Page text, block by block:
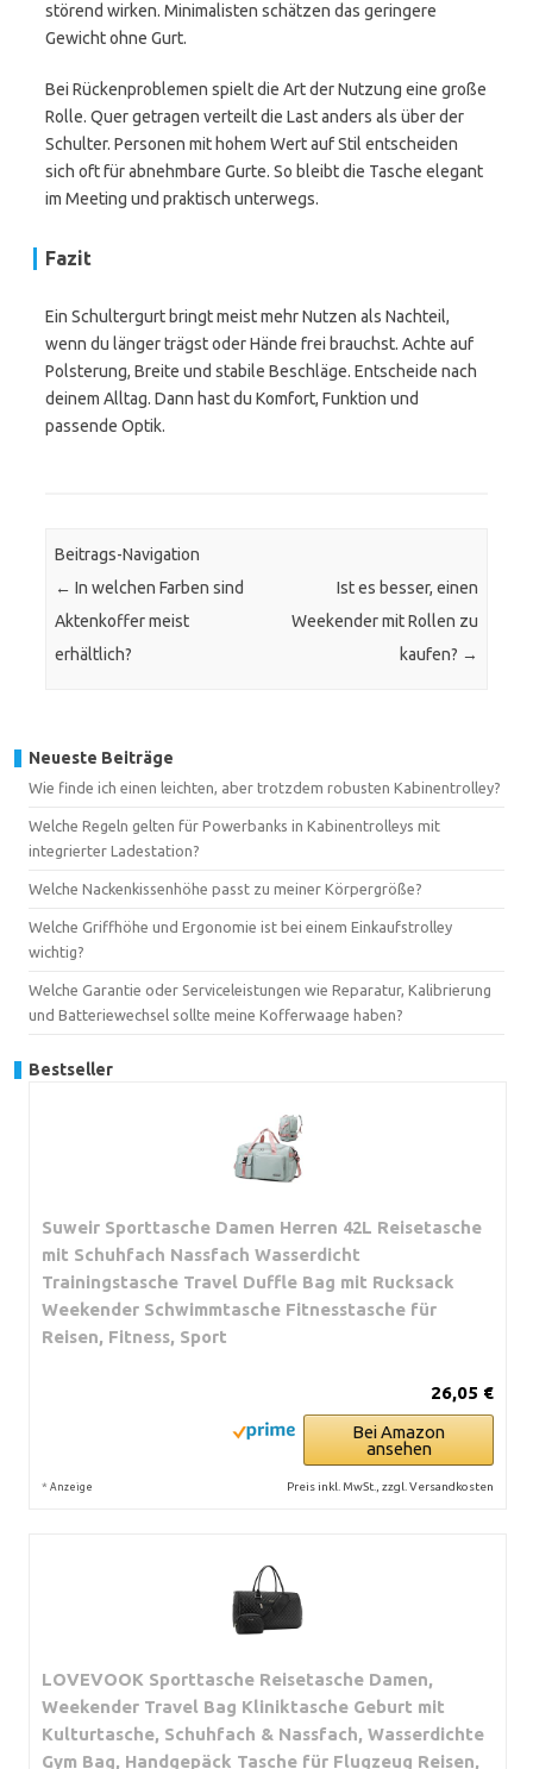
störend wirken. Minimalisten schätzen das geringere
Gewicht ohne Gurt.
Bei Rückenproblemen spielt die Art der Nutzung eine große
Rolle. Quer getragen verteilt die Last anders als über der
Schulter. Personen mit hohem Wert auf Stil entscheiden
sich oft für abnehmbare Gurte. So bleibt die Tasche elegant
im Meeting und praktisch unterwegs.
Fazit
Ein Schultergurt bringt meist mehr Nutzen als Nachteil,
wenn du länger trägst oder Hände frei brauchst. Achte auf
Polsterung, Breite und stabile Beschläge. Entscheide nach
deinem Alltag. Dann hast du Komfort, Funktion und
passende Optik.
Beitrags-Navigation
← In welchen Farben sind
Aktenkoffer meist
erhältlich?
Ist es besser, einen
Weekender mit Rollen zu
kaufen? →
Neueste Beiträge
Wie finde ich einen leichten, aber trotzdem robusten Kabinentrolley?
Welche Regeln gelten für Powerbanks in Kabinentrolleys mit
integrierter Ladestation?
Welche Nackenkissenhöhe passt zu meiner Körpergröße?
Welche Griffhöhe und Ergonomie ist bei einem Einkaufstrolley
wichtig?
Welche Garantie oder Serviceleistungen wie Reparatur, Kalibrierung
und Batteriewechsel sollte meine Kofferwaage haben?
Bestseller
Suweir Sporttasche Damen Herren 42L Reisetasche
mit Schuhfach Nassfach Wasserdicht
Trainingstasche Travel Duffle Bag mit Rucksack
Weekender Schwimmtasche Fitnesstasche für
Reisen, Fitness, Sport
26,05 €
Bei Amazon
ansehen
* Anzeige Preis inkl. MwSt., zzgl. Versandkosten
LOVEVOOK Sporttasche Reisetasche Damen,
Weekender Travel Bag Kliniktasche Geburt mit
Kulturtasche, Schuhfach & Nassfach, Wasserdichte
Gym Bag, Handgepäck Tasche für Flugzeug Reisen,